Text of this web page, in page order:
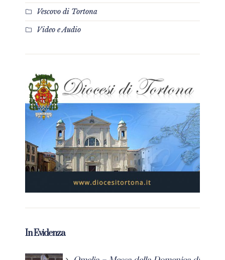
Vescovo di Tortona
Video e Audio
In Evidenza